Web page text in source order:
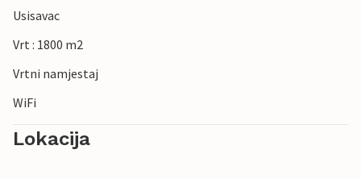
Usisavac
Vrt : 1800 m2
Vrtni namjestaj
WiFi
Lokacija